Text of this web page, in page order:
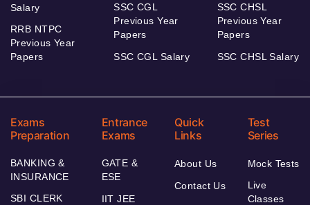
Salary
RRB NTPC
Previous Year
Papers
SSC CGL
Previous Year
Papers
SSC CGL Salary
SSC CHSL
Previous Year
Papers
SSC CHSL Salary
Exams
Preparation
BANKING &
INSURANCE
SBI CLERK
Entrance
Exams
GATE &
ESE
IIT JEE
Quick
Links
About Us
Contact Us
Test
Series
Mock Tests
Live
Classes